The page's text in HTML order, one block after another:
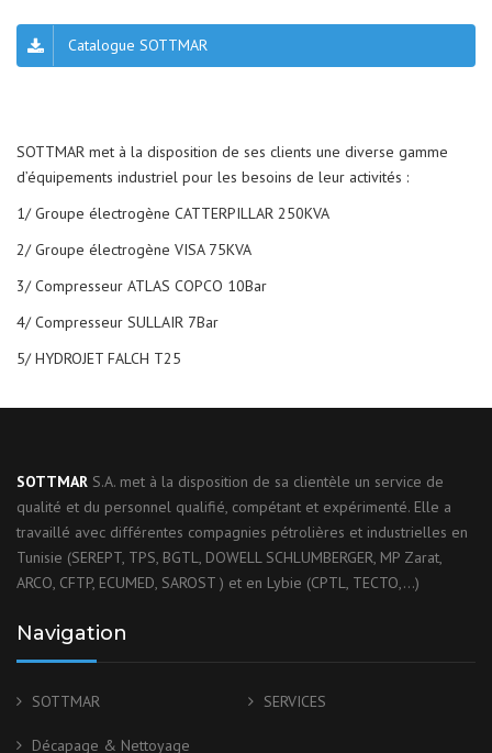
Catalogue SOTTMAR
SOTTMAR met à la disposition de ses clients une diverse gamme
d’équipements industriel pour les besoins de leur activités :
1/ Groupe électrogène CATTERPILLAR 250KVA
2/ Groupe électrogène VISA 75KVA
3/ Compresseur ATLAS COPCO 10Bar
4/ Compresseur SULLAIR 7Bar
5/ HYDROJET FALCH T25
SOTTMAR S.A. met à la disposition de sa clientèle un service de
qualité et du personnel qualifié, compétant et expérimenté. Elle a
travaillé avec différentes compagnies pétrolières et industrielles en
Tunisie (SEREPT, TPS, BGTL, DOWELL SCHLUMBERGER, MP Zarat,
ARCO, CFTP, ECUMED, SAROST ) et en Lybie (CPTL, TECTO,…)
Navigation
SOTTMAR SERVICES
Décapage & Nettoyage